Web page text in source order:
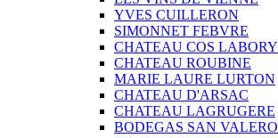
YVES CUILLERON
SIMONNET FEBVRE
CHATEAU COS LABORY
CHATEAU ROUBINE
MARIE LAURE LURTON
CHATEAU D'ARSAC
CHATEAU LAGRUGERE
BODEGAS SAN VALERO